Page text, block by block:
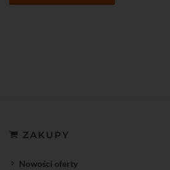
ZAKUPY
Nowości oferty